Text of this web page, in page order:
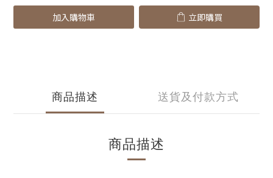
加入購物車 立即購買
商品描述 送貨及付款方式
商品描述